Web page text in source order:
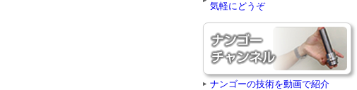
気軽にどうぞ
ナンゴーの技術を動画で紹介